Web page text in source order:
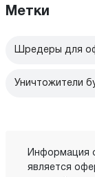
Метки
Шредеры для
Уничтожители
Информация
является